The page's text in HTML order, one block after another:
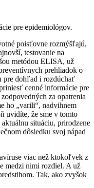
pre epidemiológov.
poisťovne rozmýšľajú,
testovanie na
metódou ELISA, už
prehliadok o
pre dohľad i rozdúchať
cenné informácie pre
za opatrenia
ho „varili“, nadvihnem
uvidíte, že sme v tomto
situáciu, prirodzene
dôsledku svoj nápad
viac než ktokoľvek z
medzi nimi rozdiel. A už
Tak, ako zvyšok